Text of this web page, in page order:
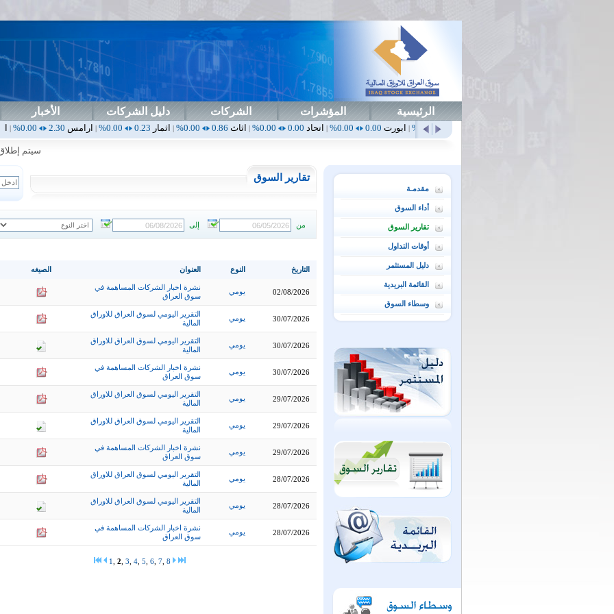
الرئيسية المؤشرات الشركات دليل الشركات الأخبار
ابورت 0.00%
|اتحاد0.00
0.00%
|اثاث0.86
|اثمار0.23
0.00%
|ارامس2.30
|اربيل 0.00%
سيتم إطلاق
مقدمـة
أداء السوق
تقارير السوق
أوقات التداول
دليل المستثمر
القائمة البريدية
وسطاء السوق
تقارير السوق
من إلى
الصيغه العنوان النوع التاريخ
نشرة اخبار الشركات المساهمة في
سوق العراق
يومي 02/08/2026
التقرير اليومي لسوق العراق للاوراق
المالية
يومي 30/07/2026
التقرير اليومي لسوق العراق للاوراق
المالية
يومي 30/07/2026
نشرة اخبار الشركات المساهمة في
سوق العراق
يومي 30/07/2026
التقرير اليومي لسوق العراق للاوراق
المالية
يومي 29/07/2026
التقرير اليومي لسوق العراق للاوراق
المالية
يومي 29/07/2026
نشرة اخبار الشركات المساهمة في
سوق العراق
يومي 29/07/2026
التقرير اليومي لسوق العراق للاوراق
المالية
يومي 28/07/2026
التقرير اليومي لسوق العراق للاوراق
المالية
يومي 28/07/2026
نشرة اخبار الشركات المساهمة في
سوق العراق
يومي 28/07/2026
1 2 3 4 5 6 7 8